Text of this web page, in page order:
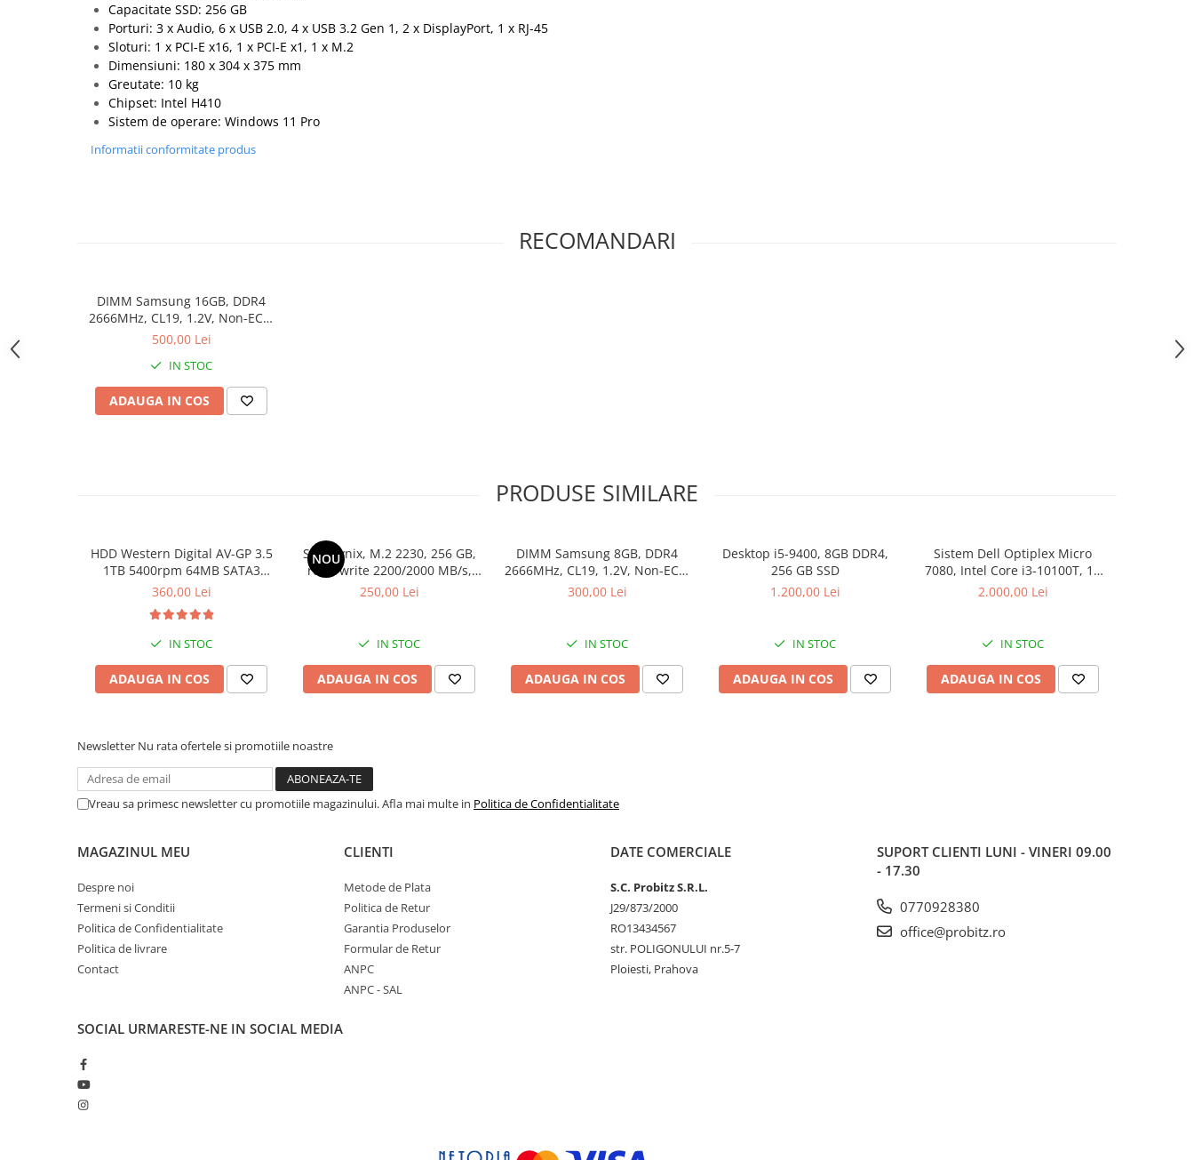
PC All-in-One
Calculatoare All-in-One NOI
All-in-One REFURBISHED
Calculatoare All-in-One RENEW
Componente All-in-One
Carcase server
Memorii RAM Server
Sisteme server
Stabilizatoare de tensiune
Hard Disk-uri & SSD-uri externe
Accesorii UPS-uri
Statii GRAFICE Refurbished
Imprimante&Consumabile
Accesorii Printing
Capacitate SSD: 256 GB
Porturi: 3 x Audio, 6 x USB 2.0, 4 x USB 3.2 Gen 1, 2 x DisplayPort, 1 x RJ-45
Sloturi: 1 x PCI-E x16, 1 x PCI-E x1, 1 x M.2
Dimensiuni: 180 x 304 x 375 mm
Greutate: 10 kg
Chipset: Intel H410
Sistem de operare: Windows 11 Pro
Informatii conformitate produs
RECOMANDARI
DIMM Samsung 16GB, DDR4
2666MHz, CL19, 1.2V, Non-ECC,
bulk
500,00 Lei
IN STOC
ADAUGA IN COS
PRODUSE SIMILARE
HDD Western Digital AV-GP 3.5
1TB 5400rpm 64MB SATA3
(WD10EURX)
360,00 Lei
IN STOC
ADAUGA IN COS
NOU
SSD Hynix, M.2 2230, 256 GB,
read/write 2200/2000 MB/s,
bulk
250,00 Lei
IN STOC
ADAUGA IN COS
DIMM Samsung 8GB, DDR4
2666MHz, CL19, 1.2V, Non-ECC,
bulk
300,00 Lei
IN STOC
ADAUGA IN COS
Desktop i5-9400, 8GB DDR4,
256 GB SSD
1.200,00 Lei
IN STOC
ADAUGA IN COS
Sistem Dell Optiplex Micro
7080, Intel Core i3-10100T, 16
GB RAM, 512 GB SSD, Win 11
2.000,00 Lei
IN STOC
ADAUGA IN COS
Newsletter Nu rata ofertele si promotiile noastre
Vreau sa primesc newsletter cu promotiile magazinului. Afla mai multe in Politica de Confidentialitate
MAGAZINUL MEU
Despre noi
Termeni si Conditii
Politica de Confidentialitate
Politica de livrare
Contact
CLIENTI
Metode de Plata
Politica de Retur
Garantia Produselor
Formular de Retur
ANPC
ANPC - SAL
DATE COMERCIALE
S.C. Probitz S.R.L.
J29/873/2000
RO13434567
str. POLIGONULUI nr.5-7
Ploiesti, Prahova
SUPORT CLIENTI LUNI - VINERI 09.00
- 17.30
0770928380
office@probitz.ro
SOCIAL URMARESTE-NE IN SOCIAL MEDIA